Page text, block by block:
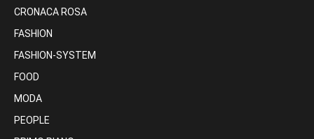
CRONACA ROSA
FASHION
FASHION-SYSTEM
FOOD
MODA
PEOPLE